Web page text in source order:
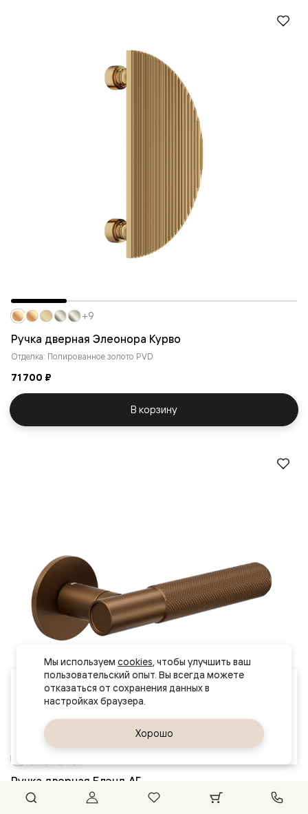
Ваш город
Екатеринбург
Ручка дверная Элеонора Курво
Отделка: Полированное золото PVD
71 700 ₽
+9
В корзину
Ручка дверная Блэнд АГ
Отделка: Бронза
Мы используем cookies, чтобы улучшить ваш
пользовательский опыт. Вы всегда можете
отказаться от сохранения данных в
Хорошо